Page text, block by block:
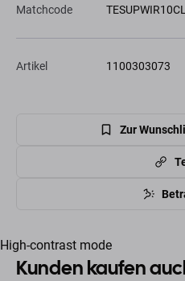
Matchcode
Artikel 1100303073
Zur
High-contrast mode
Kunden kaufen